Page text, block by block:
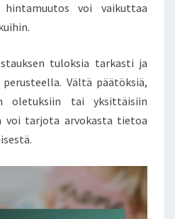
voi vaikuttaa
tuloksia tarkasti ja
Vältä päätöksiä,
oletuksiin tai yksittäisiin
voi tarjota arvokasta tietoa